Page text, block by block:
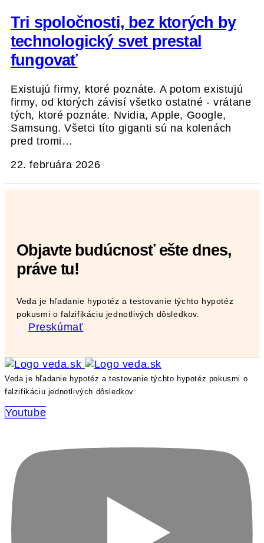
Tri spoločnosti, bez ktorých by
technologický svet prestal
fungovať
Existujú firmy, ktoré poznáte. A potom existujú
firmy, od ktorých závisí všetko ostatné - vrátane
tých, ktoré poznáte. Nvidia, Apple, Google,
Samsung. Všetci títo giganti sú na kolenách
pred tromi…
22. februára 2026
Objavte budúcnosť ešte dnes,
práve tu!
Veda je hľadanie hypotéz a testovanie týchto hypotéz
pokusmi o falzifikáciu jednotlivých dôsledkov.
Preskúmať
Veda je hľadanie hypotéz a testovanie týchto hypotéz pokusmi o
falzifikáciu jednotlivých dôsledkov.
Youtube